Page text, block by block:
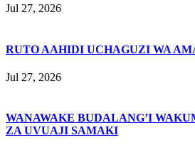
Jul 27, 2026
RUTO AAHIDI UCHAGUZI WA
Jul 27, 2026
WANAWAKE BUDALANG’I
ZA UVUAJI SAMAKI